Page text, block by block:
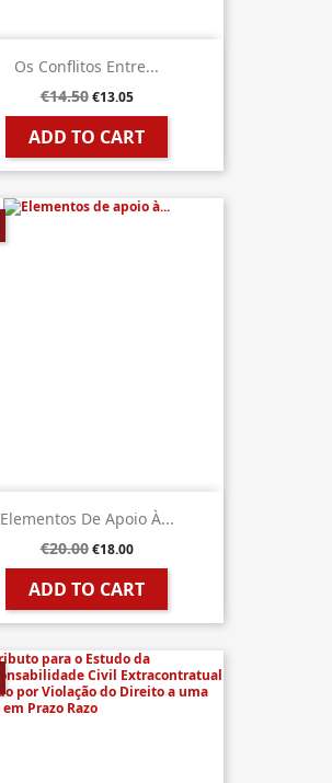
Os Conflitos Entre...
€14.50 €13.05
ADD TO CART
Elementos De Apoio À...
€20.00 €18.00
ADD TO CART